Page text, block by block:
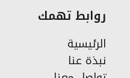
روابط تهمك
الرئيسية
نبذة عنا